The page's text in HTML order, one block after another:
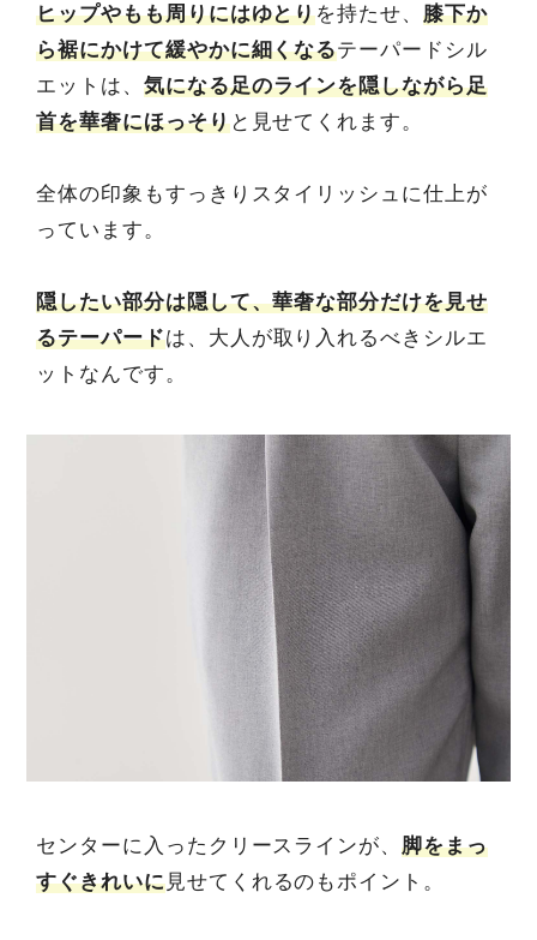
ヒップやもも周りにはゆとりを持たせ、膝下か
ら裾にかけて緩やかに細くなるテーパードシル
エットは、 気になる足のラインを隠しながら足
首を華奢にほっそりと見せてくれます。
全体の印象もすっきりスタイリッシュに仕上が
っています。
隠したい部分は隠して、華奢な部分だけを見せ
るテーパードは、大人が取り入れるべきシルエ
ットなんです。
センターに入ったクリースラインが、脚をまっ
すぐきれいに見せてくれるのもポイント。